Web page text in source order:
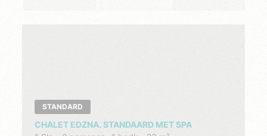
STANDARD
CHALET EDZNA. STANDAARD MET SPA